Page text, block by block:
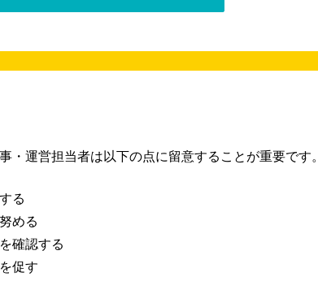
・運営担当者は以下の点に留意することが重要です
る
める
確認する
促す